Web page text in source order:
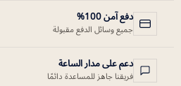
دفع آمن 100%
جميع وسائل الدفع مقبولة
دعم على مدار الساعة
فريقنا جاهز للمساعدة دائمًا